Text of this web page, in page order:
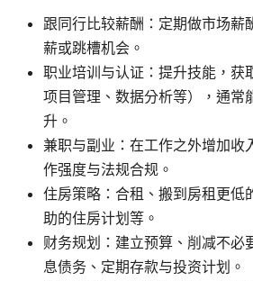
跟同行比较薪酬：定期做市场薪
薪或跳槽机会。
职业培训与认证：提升技能，获
项目管理、数据分析等），通常
升。
兼职与副业：在工作之外增加收
作强度与法规合规。
住房策略：合租、搬到房租更低
助的住房计划等。
财务规划：建立预算、削减不必
息债务、定期存款与投资计划。